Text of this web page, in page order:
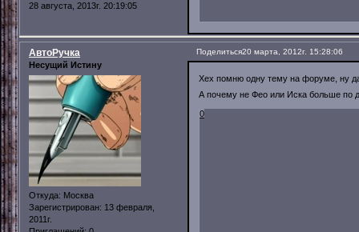
28 августа, 2013г. 20:19:05
Поделиться20 марта, 2012г. 15:28:06
АвтоРучка
Несущий Истину
Откуда: Москва
Зарегистрирован: 13 февраля,
2011г.
Хех помню одну тему на форуме, ну
А почему не Фео или Иска больше по
0